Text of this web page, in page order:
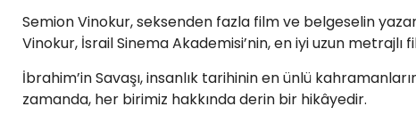
Semion Vinokur, seksenden fazla film ve belgeselin
Vinokur, İsrail Sinema Akademisi’nin, en iyi uzun
İbrahim’in Savaşı, insanlık tarihinin en ünlü
zamanda, her birimiz hakkında derin bir hikâyedir.